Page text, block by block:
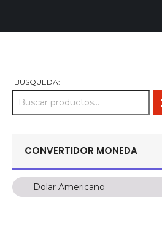
BUSQUEDA:
CONVERTIDOR MONEDA
Dolar Americano
Dolar Americano